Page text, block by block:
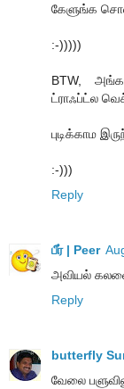
கேளுங்க
:-)))))
BTW,
ட்ராஃப்ட்ல
புடிக்காம
:-)))
Reply
பீர் | Peer
அவியல்
Reply
butterfly
வேலை